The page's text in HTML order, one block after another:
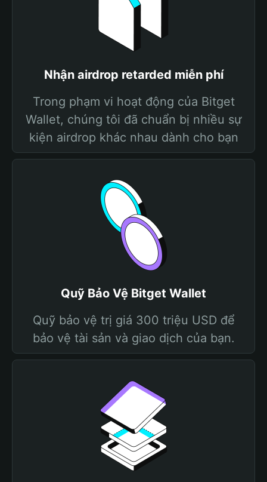
Nhận airdrop retarded miễn phí
Trong phạm vi hoạt động của Bitget
Wallet, chúng tôi đã chuẩn bị nhiều sự
kiện airdrop khác nhau dành cho bạn
Quỹ Bảo Vệ Bitget Wallet
Quỹ bảo vệ trị giá 300 triệu USD để
bảo vệ tài sản và giao dịch của bạn.